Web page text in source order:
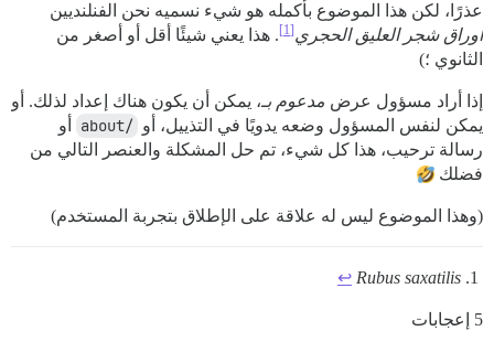
عذرًا، لكن هذا الموضوع بأكمله هو شيء نسميه نحن الفنلنديين
أوراق شجر العليق الحجري [1]
. هذا يعني شيئًا أقل أو أصغر من
الثانوي ؛)
إذا أراد مسؤول عرض مدعوم بـ، يمكن أن يكون هناك إعداد لذلك. أو
يمكن لنفس المسؤول وضعه يدويًا في التذييل، أو /about
أو
رسالة ترحيب، هذا كل شيء، تم حل المشكلة والعنصر التالي من
فضلك
(وهذا الموضوع ليس له علاقة على الإطلاق بتجربة المستخدم)
Rubus saxatilis
↩︎
5 إعجابات